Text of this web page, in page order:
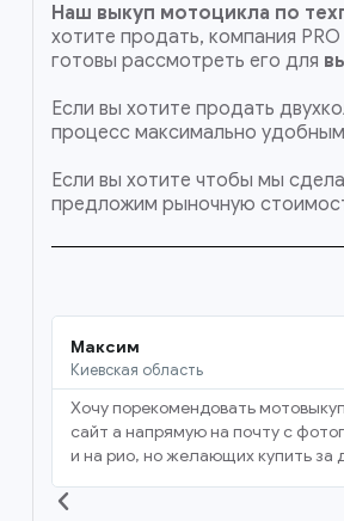
Наш выкуп мотоцикла по
хотите продать, компания
готовы рассмотреть его для
Если вы хотите продать
процесс максимально
Если вы хотите чтобы мы
предложим рыночную
Максим
Киевская область
Хочу порекомендовать
сайт а напрямую на почту с
и на рио, но желающих купить за